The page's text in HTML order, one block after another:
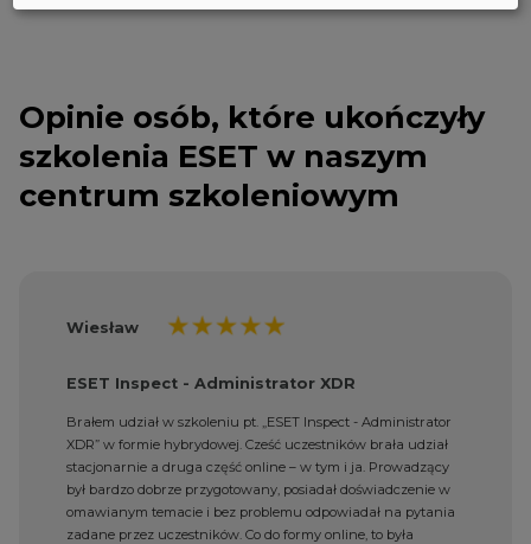
Opinie osób, które ukończyły
szkolenia ESET w naszym
centrum szkoleniowym
Wiesław
ESET Inspect - Administrator XDR
Brałem udział w szkoleniu pt. „ESET Inspect - Administrator
XDR” w formie hybrydowej. Cześć uczestników brała udział
stacjonarnie a druga część online – w tym i ja. Prowadzący
był bardzo dobrze przygotowany, posiadał doświadczenie w
omawianym temacie i bez problemu odpowiadał na pytania
zadane przez uczestników. Co do formy online, to była